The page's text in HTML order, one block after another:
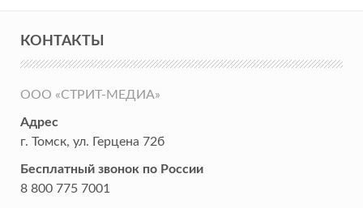
КОНТАКТЫ
ООО «СТРИТ-МЕДИА»
Адрес
г. Томск, ул. Герцена 72б
Бесплатный звонок по России
8 800 775 7001